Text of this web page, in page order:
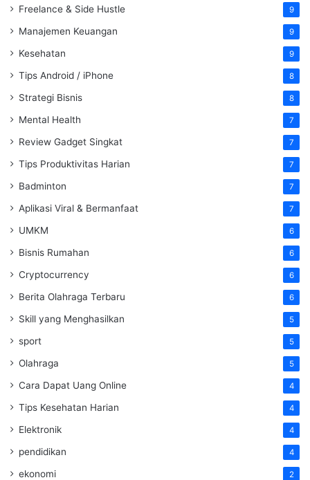
Freelance & Side Hustle 9
Manajemen Keuangan 9
Kesehatan 9
Tips Android / iPhone 8
Strategi Bisnis 8
Mental Health 7
Review Gadget Singkat 7
Tips Produktivitas Harian 7
Badminton 7
Aplikasi Viral & Bermanfaat 7
UMKM 6
Bisnis Rumahan 6
Cryptocurrency 6
Berita Olahraga Terbaru 6
Skill yang Menghasilkan 5
sport 5
Olahraga 5
Cara Dapat Uang Online 4
Tips Kesehatan Harian 4
Elektronik 4
pendidikan 4
ekonomi 2